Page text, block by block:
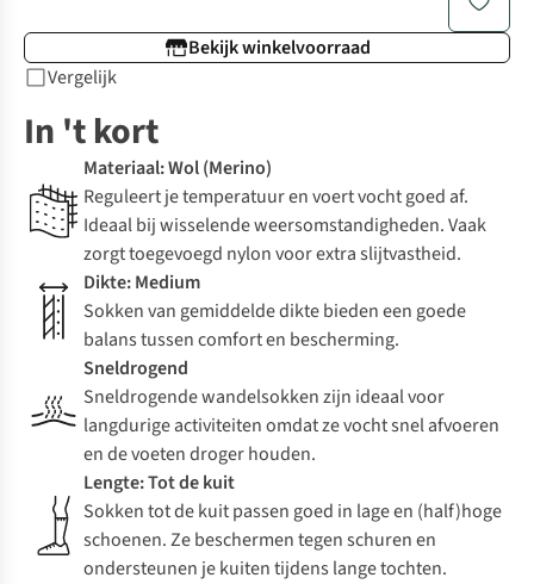
Bekijk winkelvoorraad
Vergelijk
In 't kort
Materiaal: Wol (Merino)
Reguleert je temperatuur en voert vocht goed af.
Ideaal bij wisselende weersomstandigheden. Vaak
zorgt toegevoegd nylon voor extra slijtvastheid.
Dikte: Medium
Sokken van gemiddelde dikte bieden een goede
balans tussen comfort en bescherming.
Sneldrogend
Sneldrogende wandelsokken zijn ideaal voor
langdurige activiteiten omdat ze vocht snel afvoeren
en de voeten droger houden.
Lengte: Tot de kuit
Sokken tot de kuit passen goed in lage en (half)hoge
schoenen. Ze beschermen tegen schuren en
ondersteunen je kuiten tijdens lange tochten.